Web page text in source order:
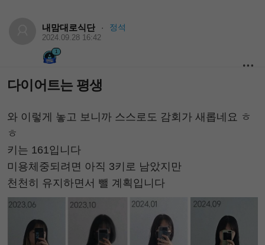
내맘대로식단 · 정석
2024.09.28 16:42
1
다이어트는 평생
와 이렇게 놓고 보니까 스스로도 감회가 새롭네요 ㅎ
ㅎ
키는 161입니다
미용체중되려면 아직 3키로 남았지만
천천히 유지하면서 뺄 계획입니다